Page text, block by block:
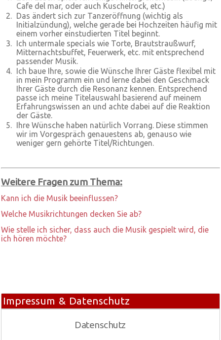
Cafe del mar, oder auch Kuschelrock, etc.)
Das ändert sich zur Tanzeröffnung (wichtig als
Initialzündung), welche gerade bei Hochzeiten häufig mit
einem vorher einstudierten Titel beginnt.
Ich untermale specials wie Torte, Brautstraußwurf,
Mitternachtsbuffet, Feuerwerk, etc. mit entsprechend
passender Musik.
Ich baue Ihre, sowie die Wünsche Ihrer Gäste flexibel mit
in mein Programm ein und lerne dabei den Geschmack
Ihrer Gäste durch die Resonanz kennen. Entsprechend
passe ich meine Titelauswahl basierend auf meinem
Erfahrungswissen an und achte dabei auf die Reaktion
der Gäste.
Ihre Wünsche haben natürlich Vorrang. Diese stimmen
wir im Vorgespräch genauestens ab, genauso wie
weniger gern gehörte Titel/Richtungen.
Weitere Fragen zum Thema:
Kann ich die Musik beeinflussen?
Welche Musikrichtungen decken Sie ab?
Wie stelle ich sicher, dass auch die Musik gespielt wird, die
ich hören möchte?
Impressum & Datenschutz
Datenschutz